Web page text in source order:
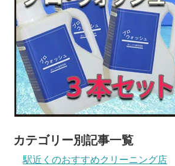
カテゴリー別記事一覧
駅近くのおすすめクリーニング店